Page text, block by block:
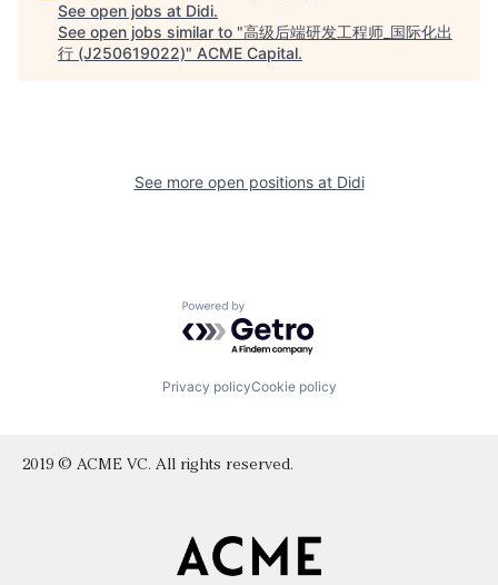
See open jobs at Didi.
See open jobs similar to "高级后端研发工程师_国际化出
行 (J250619022)" ACME Capital.
See more open positions at Didi
Powered by Getro.com
Privacy policyCookie policy
2019 © ACME VC. All rights reserved.